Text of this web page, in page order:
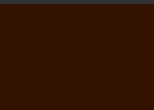
eta taldeak kalez kale ibiltzen dira, Ama